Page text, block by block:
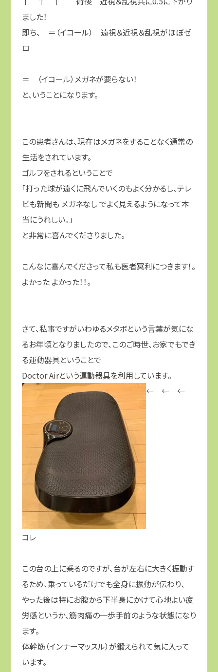
ました！
即ち、 ＝（イコール） 遠視＆近視＆乱視がほぼゼ
ロ
＝ （イコール）メガネが要らない！
と、いうことになります。
この患者さんは、現在はメガネをすることなく通常の
生活をされています。
ゴルフをされるということで
「打った球が遠くに飛んでいくのもよく分かるし、テレ
ビも新聞も メガネなし でよく見えるようになって本
当にうれしい。」
と非常に喜んでくださりました。
こんなに喜んでくださって私も医者冥利につきます！。
よかった よかった！！。
さて、私事ですがいわゆるメタボという言葉が気にな
るお年頃となりましたので、このご時世、お家でもでき
る運動器具ということで
Doctor Airという運動器具を利用しています。
← ← ←
コレ
この台の上に乗るのですが、台が左右に大きく振動す
るため、乗っているだけでも全身に振動が伝わり、
やった後は特にお腹から下半身にかけて心地よい疲
労感というか、筋肉痛の一歩手前のような状態になり
ます。
体幹筋（インナーマッスル）が鍛えられて気に入って
います。